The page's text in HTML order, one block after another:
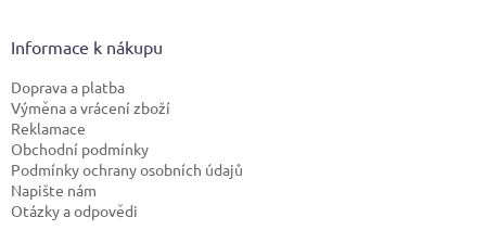
Informace k nákupu
Doprava a platba
Výměna a vrácení zboží
Reklamace
Obchodní podmínky
Podmínky ochrany osobních údajů
Napište nám
Otázky a odpovědi